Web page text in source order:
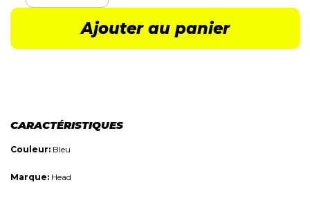
Ajouter au panier
CARACTÉRISTIQUES
Couleur: Bleu
Marque: Head